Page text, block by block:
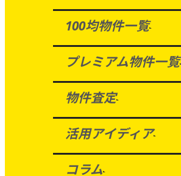
100均物件一覧
プレミアム物件一覧
物件査定
活用アイディア
コラム